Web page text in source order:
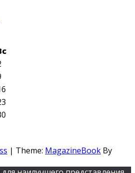
| Theme: MagazineBook By